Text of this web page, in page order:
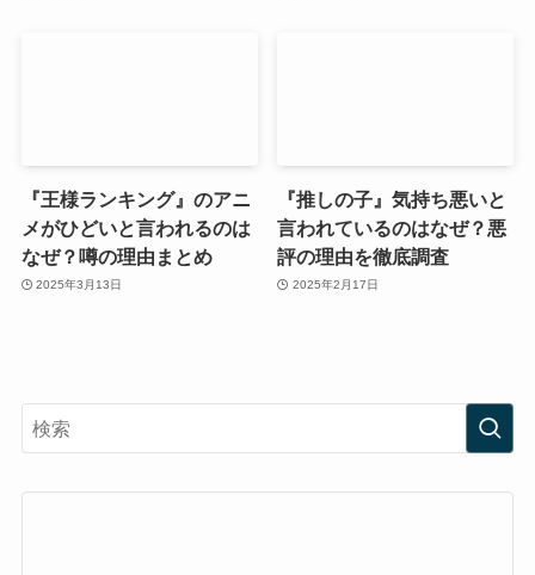
『王様ランキング』のアニ
メがひどいと言われるのは
なぜ？噂の理由まとめ
2025年3月13日
『推しの子』気持ち悪いと
言われているのはなぜ？悪
評の理由を徹底調査
2025年2月17日